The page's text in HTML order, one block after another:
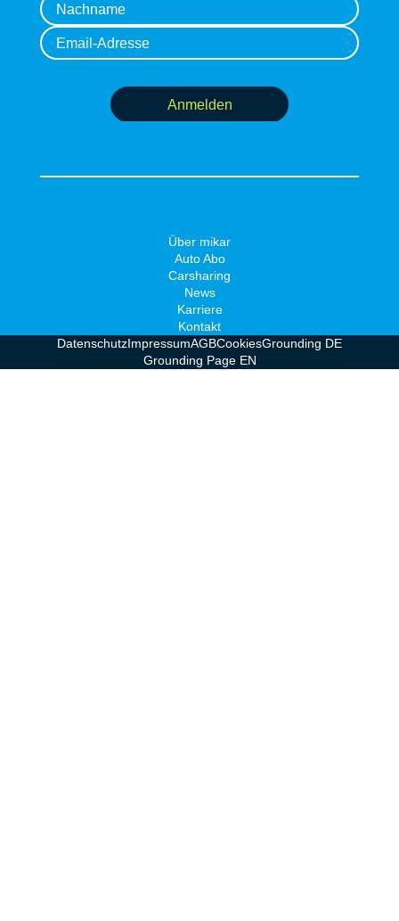
Anmelden
Über mikar
Auto Abo
Carsharing
News
Karriere
Kontakt
DatenschutzImpressumAGBCookiesGrounding DE
Grounding Page EN